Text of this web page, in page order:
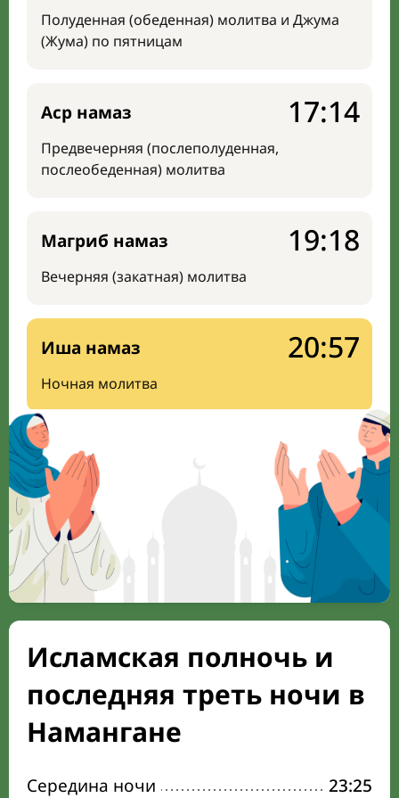
Полуденная (обеденная) молитва и Джума
(Жума) по пятницам
Аср намаз
Предвечерняя (послеполуденная,
послеобеденная) молитва
17:14
Магриб намаз
Вечерняя (закатная) молитва
19:18
Иша намаз
Ночная молитва
20:57
Исламская полночь и
последняя треть ночи в
Намангане
Середина ночи
23:25